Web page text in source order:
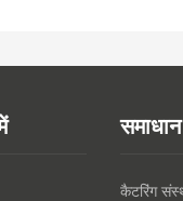
समाधान
कैटरिंग